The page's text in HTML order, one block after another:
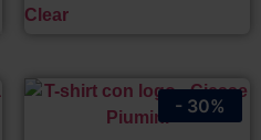
Clear
- 30%